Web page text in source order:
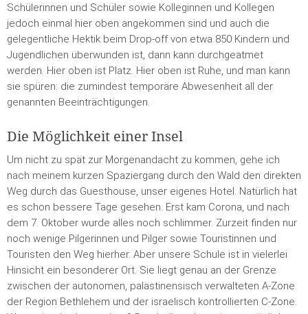
Schülerinnen und Schüler sowie Kolleginnen und Kollegen
jedoch einmal hier oben angekommen sind und auch die
gelegentliche Hektik beim Drop-off von etwa 850 Kindern und
Jugendlichen überwunden ist, dann kann durchgeatmet
werden. Hier oben ist Platz. Hier oben ist Ruhe, und man kann
sie spüren: die zumindest temporäre Abwesenheit all der
genannten Beeinträchtigungen.
Die Möglichkeit einer Insel
Um nicht zu spät zur Morgenandacht zu kommen, gehe ich
nach meinem kurzen Spaziergang durch den Wald den direkten
Weg durch das Guesthouse, unser eigenes Hotel. Natürlich hat
es schon bessere Tage gesehen. Erst kam Corona, und nach
dem 7. Oktober wurde alles noch schlimmer. Zurzeit finden nur
noch wenige Pilgerinnen und Pilger sowie Touristinnen und
Touristen den Weg hierher. Aber unsere Schule ist in vielerlei
Hinsicht ein besonderer Ort. Sie liegt genau an der Grenze
zwischen der autonomen, palästinensisch verwalteten A-Zone
der Region Bethlehem und der israelisch kontrollierten C-Zone.